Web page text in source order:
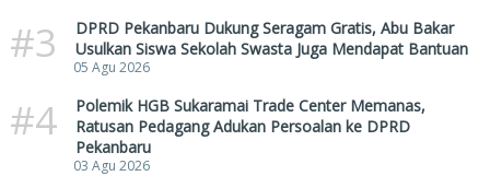
#3
DPRD Pekanbaru Dukung Seragam Gratis, Abu Bakar
Usulkan Siswa Sekolah Swasta Juga Mendapat Bantuan
05 Agu 2026
#4
Polemik HGB Sukaramai Trade Center Memanas,
Ratusan Pedagang Adukan Persoalan ke DPRD
Pekanbaru
03 Agu 2026